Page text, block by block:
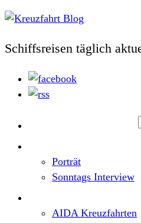
Schiffsreisen täglich
Porträt
Sonntags Interview
AIDA Kreuzfahrten